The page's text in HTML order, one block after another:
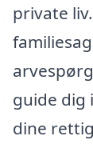
private
guide dig
dine